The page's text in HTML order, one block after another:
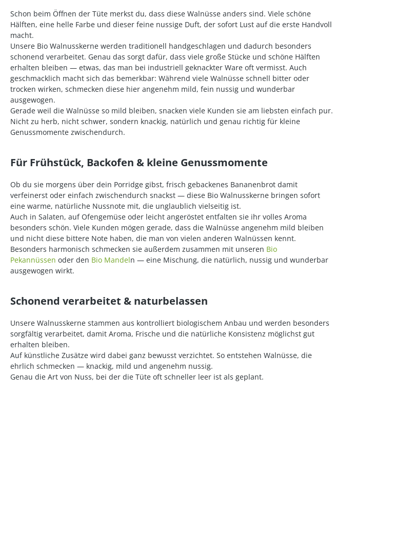
Schon beim Öffnen der Tüte merkst du, dass diese Walnüsse anders sind. Viele schöne
Hälften, eine helle Farbe und dieser feine nussige Duft, der sofort Lust auf die erste Handvoll
macht.
Unsere Bio Walnusskerne werden traditionell handgeschlagen und dadurch besonders
schonend verarbeitet. Genau das sorgt dafür, dass viele große Stücke und schöne Hälften
erhalten bleiben — etwas, das man bei industriell geknackter Ware oft vermisst. Auch
geschmacklich macht sich das bemerkbar: Während viele Walnüsse schnell bitter oder
trocken wirken, schmecken diese hier angenehm mild, fein nussig und wunderbar
ausgewogen.
Gerade weil die Walnüsse so mild bleiben, snacken viele Kunden sie am liebsten einfach pur.
Nicht zu herb, nicht schwer, sondern knackig, natürlich und genau richtig für kleine
Genussmomente zwischendurch.
Für Frühstück, Backofen & kleine Genussmomente
Ob du sie morgens über dein Porridge gibst, frisch gebackenes Bananenbrot damit
verfeinerst oder einfach zwischendurch snackst — diese Bio Walnusskerne bringen sofort
eine warme, natürliche Nussnote mit, die unglaublich vielseitig ist.
Auch in Salaten, auf Ofengemüse oder leicht angeröstet entfalten sie ihr volles Aroma
besonders schön. Viele Kunden mögen gerade, dass die Walnüsse angenehm mild bleiben
und nicht diese bittere Note haben, die man von vielen anderen Walnüssen kennt.
Besonders harmonisch schmecken sie außerdem zusammen mit unseren Bio
Pekannüssen oder den Bio Mandeln — eine Mischung, die natürlich, nussig und wunderbar
ausgewogen wirkt.
Schonend verarbeitet & naturbelassen
Unsere Walnusskerne stammen aus kontrolliert biologischem Anbau und werden besonders
sorgfältig verarbeitet, damit Aroma, Frische und die natürliche Konsistenz möglichst gut
erhalten bleiben.
Auf künstliche Zusätze wird dabei ganz bewusst verzichtet. So entstehen Walnüsse, die
ehrlich schmecken — knackig, mild und angenehm nussig.
Genau die Art von Nuss, bei der die Tüte oft schneller leer ist als geplant.